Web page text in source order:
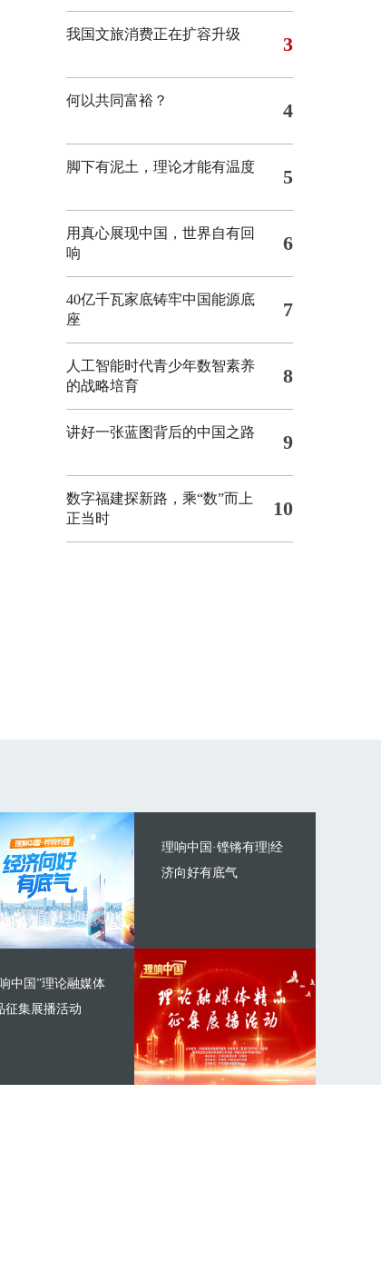
我国文旅消费正在扩容升级 3
何以共同富裕？ 4
脚下有泥土，理论才能有温度 5
用真心展现中国，世界自有回
响
6
40亿千瓦家底铸牢中国能源底
座
7
人工智能时代青少年数智素养
的战略培育
8
讲好一张蓝图背后的中国之路 9
数字福建探新路，乘“数”而上
正当时
10
理响中国·铿锵有理|经
济向好有底气
中国”理论融媒体
征集展播活动